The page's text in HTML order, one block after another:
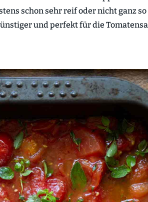
schon sehr reif oder nicht ganz
und perfekt für die